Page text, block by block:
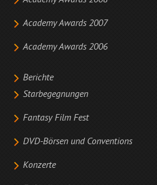
Academy Awards 2007
Academy Awards 2006
Berichte
Starbegegnungen
Fantasy Film Fest
DVD-Börsen und Conventions
Konzerte